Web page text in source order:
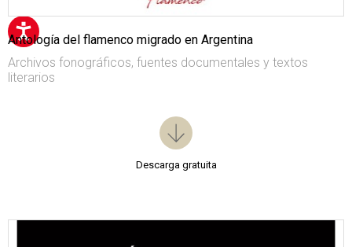
Antología del flamenco migrado en Argentina
Archivos fonográficos, fuentes documentales y textos
literarios
Descarga gratuita